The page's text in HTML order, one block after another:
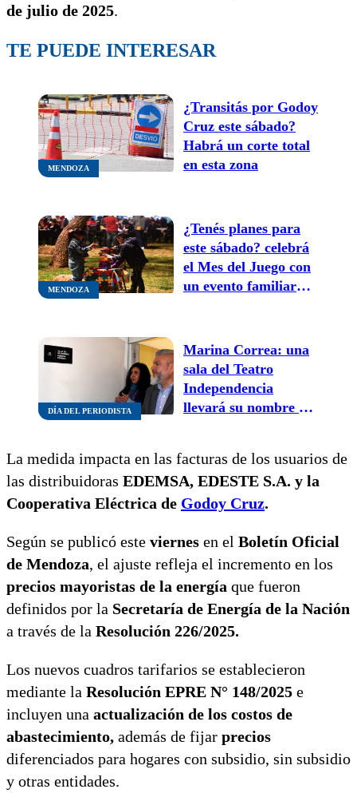
de julio de 2025.
TE PUEDE INTERESAR
MENDOZA
¿Transitás por Godoy
Cruz este sábado?
Habrá un corte total
en esta zona
MENDOZA
¿Tenés planes para
este sábado? celebrá
el Mes del Juego con
un evento familiar
DÍA DEL PERIODISTA
Marina Correa: una
sala del Teatro
Independencia
llevará su nombre en
La medida impacta en las facturas de los usuarios de
las distribuidoras EDEMSA, EDESTE S.A. y la
Cooperativa Eléctrica de Godoy Cruz.
Según se publicó este viernes en el Boletín Oficial
de Mendoza, el ajuste refleja el incremento en los
precios mayoristas de la energía que fueron
definidos por la Secretaría de Energía de la Nación
a través de la Resolución 226/2025.
Los nuevos cuadros tarifarios se establecieron
mediante la Resolución EPRE N° 148/2025 e
incluyen una actualización de los costos de
abastecimiento, además de fijar precios
diferenciados para hogares con subsidio, sin subsidio
y otras entidades.